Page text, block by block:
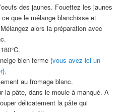
des jaunes. Fouettez les jaunes
que le mélange blanchisse et
alors la préparation avec
bien ferme (vous avez ici un
).
au fromage blanc.
la pâte, dans le moule à manqué. A
délicatement la pâte qui